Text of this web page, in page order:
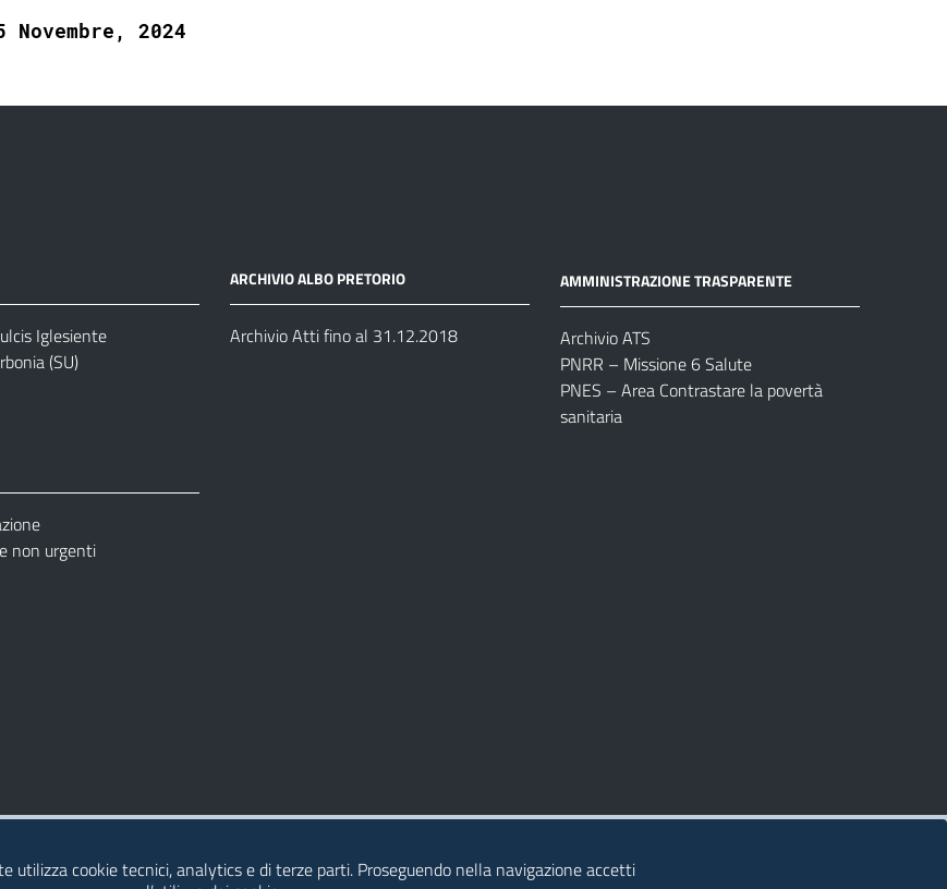
Novembre, 2024
Iglesiente
(SU)
non urgenti
ARCHIVIO ALBO PRETORIO
Archivio Atti fino al 31.12.2018
AMMINISTRAZIONE TRASPARENTE
Archivio ATS
PNRR – Missione 6 Salute
PNES – Area Contrastare la povertà
sanitaria
utilizza cookie tecnici, analytics e di terze parti. Proseguendo nella navigazione accetti